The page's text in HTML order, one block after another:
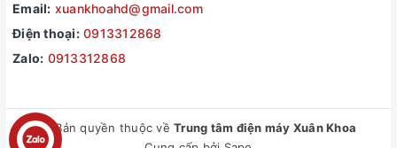
Email: xuankhoahd@gmail.com
Điện thoại: 0913312868
Zalo: 0913312868
© Bản quyền thuộc vềTrung tâm điện máy Xuân Khoa